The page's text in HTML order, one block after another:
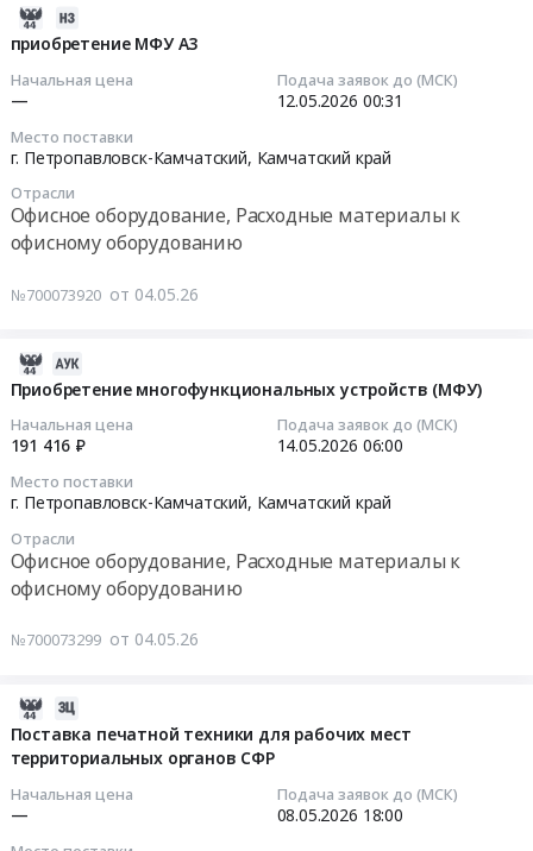
приобретение МФУ А3
Начальная цена
—
Подача заявок до (МСК)
12.05.2026 00:31
Место поставки
г. Петропавловск-Камчатский, Камчатский край
Отрасли
Офисное оборудование, Расходные материалы к
офисному оборудованию
№700073920 от 04.05.26
Приобретение многофункциональных устройств (МФУ)
Начальная цена
191 416 ₽
Подача заявок до (МСК)
14.05.2026 06:00
Место поставки
г. Петропавловск-Камчатский, Камчатский край
Отрасли
Офисное оборудование, Расходные материалы к
офисному оборудованию
№700073299 от 04.05.26
Поставка печатной техники для рабочих мест
территориальных органов СФР
Начальная цена
—
Подача заявок до (МСК)
08.05.2026 18:00